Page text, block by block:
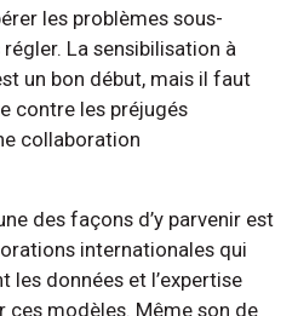
les problèmes sous-
La sensibilisation à
un bon début, mais il faut
contre les préjugés
collaboration
des façons d’y parvenir est
internationales qui
les données et l’expertise
ces modèles. Même son de